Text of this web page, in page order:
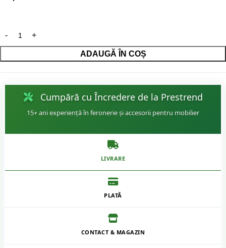
ADAUGĂ ÎN COȘ
Cumpără cu Încredere de la Prestrend
15+ ani experiență în feronerie și accesorii pentru mobilier
LIVRARE
PLATĂ
CONTACT & MAGAZIN